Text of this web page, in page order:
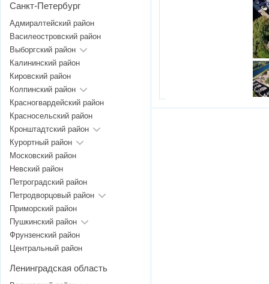
Санкт-Петербург
Адмиралтейский район
Василеостровский район
Выборгский район
Калининский район
Кировский район
Колпинский район
Красногвардейский район
Красносельский район
Кронштадтский район
Курортный район
Московский район
Невский район
Петроградский район
Петродворцовый район
Приморский район
Пушкинский район
Фрунзенский район
Центральный район
Ленинградская область